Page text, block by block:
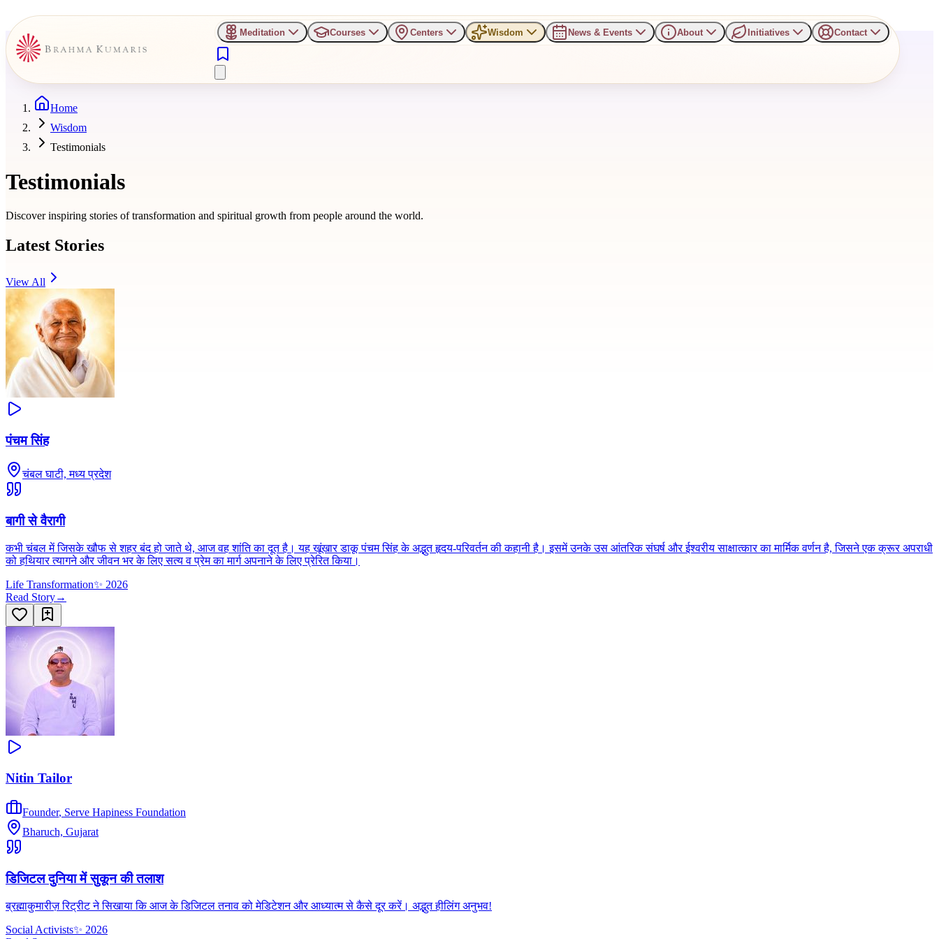
Meditation Courses Centers Wisdom News & Events About Initiatives Contact
Home
Wisdom
Testimonials
Testimonials
Discover inspiring stories of transformation and spiritual growth from people around the world.
Latest Stories
View All
पंचम सिंह
चंबल घाटी, मध्य प्रदेश
बागी से वैरागी
कभी चंबल में जिसके खौफ से शहर बंद हो जाते थे, आज वह शांति का दूत है। यह खूंखार डाकू पंचम सिंह के अद्भुत हृदय-परिवर्तन की कहानी है। इसमें उनके उस आंतरिक संघर्ष और ईश्वरीय साक्षात्कार का मार्मिक वर्णन है, जिसने एक क्रूर अपराधी
को हथियार त्यागने और जीवन भर के लिए सत्य व प्रेम का मार्ग अपनाने के लिए प्रेरित किया।
Life Transformation✨ 2026
Read Story→
Nitin Tailor
Founder, Serve Hapiness Foundation
Bharuch, Gujarat
डिजिटल दुनिया में सुकून की तलाश
ब्रह्माकुमारीज़ रिट्रीट ने सिखाया कि आज के डिजिटल तनाव को मेडिटेशन और आध्यात्म से कैसे दूर करें। अद्भुत हीलिंग अनुभव!
Social Activists✨ 2026